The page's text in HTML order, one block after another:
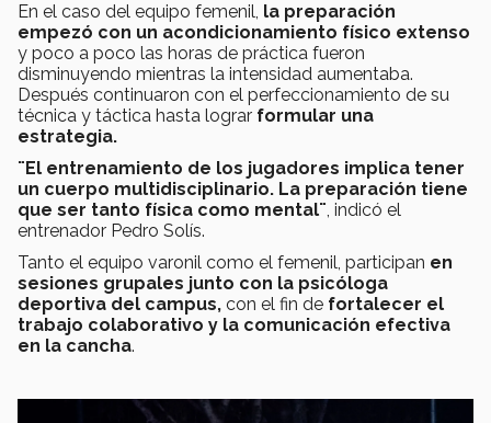
En el caso del equipo femenil, la preparación
empezó con un acondicionamiento físico extenso
y poco a poco las horas de práctica fueron
disminuyendo mientras la intensidad aumentaba.
Después continuaron con el perfeccionamiento de su
técnica y táctica hasta lograr formular una
estrategia.
¨El entrenamiento de los jugadores implica tener
un cuerpo multidisciplinario. La preparación tiene
que ser tanto física como mental¨, indicó el
entrenador Pedro Solís.
Tanto el equipo varonil como el femenil, participan en
sesiones grupales junto con la psicóloga
deportiva del campus, con el fin de fortalecer el
trabajo colaborativo y la comunicación efectiva
en la cancha.